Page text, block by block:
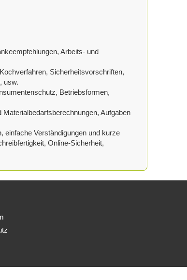
Arbeits- und
Sicherheitsvorschriften,
usw.
Betriebsformen,
Aufgaben
einfache Verständigungen und kurze
Online-Sicherheit,